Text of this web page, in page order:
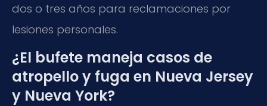
dos o tres años para reclamaciones por
lesiones personales.
¿El bufete maneja casos de
atropello y fuga en Nueva Jersey
y Nueva York?